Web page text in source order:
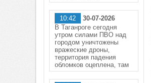
10:42
30-07-2026
В Таганроге сегодня
утром силами ПВО над
городом уничтожены
вражеские дроны,
территория падения
обломков оцеплена, там